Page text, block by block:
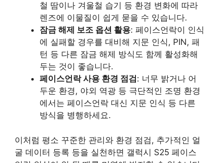
철 땀이나 겨울철 습기 등 환경 변화에 따라
렌즈에 이물질이 쉽게 묻을 수 있습니다.
잠금 해제 보조 옵션 활용: 페이스언락이 인식
에 실패할 경우를 대비해 지문 인식, PIN, 패
턴 등 다른 잠금 해제 방식도 함께 활성화해
두는 것이 좋습니다.
페이스언락 사용 환경 점검 : 너무 밝거나 어
두운 환경, 야외 역광 등 극단적인 조명 환경
에서는 페이스언락 대신 지문 인식 등 다른
방식을 병행하세요.
이처럼 평소 꾸준한 관리와 환경 점검, 추가적인 얼
굴 데이터 등록 등을 실천하면 갤럭시 S25 페이스